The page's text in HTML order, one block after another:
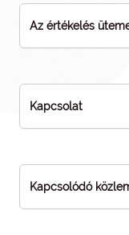
Az értékelés
Kapcsolat
Kapcsolódó